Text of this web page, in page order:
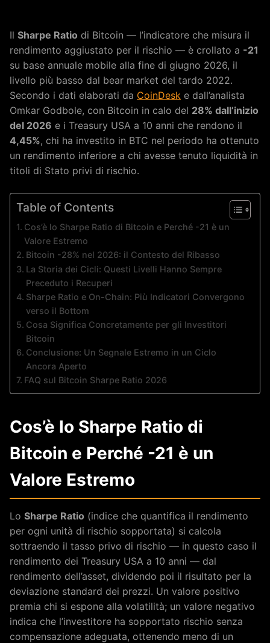
Il Sharpe Ratio di Bitcoin — l’indicatore che misura il
rendimento aggiustato per il rischio — è crollato a -21
su base annuale mobile alla fine di giugno 2026, il
livello più basso dal bear market del tardo 2022.
Secondo i dati elaborati da CoinDesk e dall’analista
Omkar Godbole, con Bitcoin in calo del 28% dall’inizio
del 2026 e i Treasury USA a 10 anni che rendono il
4,45%, chi ha investito in BTC nel periodo ha ottenuto
un rendimento inferiore a chi avesse tenuto liquidità in
titoli di Stato privi di rischio.
Table of Contents
Cos’è lo Sharpe Ratio di Bitcoin e Perché -21 è un
Valore Estremo
Bitcoin -28% nel 2026: il Contesto del Ribasso
La Storia dei Cicli: Questi Livelli Hanno Sempre
Preceduto i Recuperi
Sharpe Ratio e On-Chain: Più Indicatori Convergono
verso il Bottom
Cosa Significa Concretamente per gli Investitori
Bitcoin
Conclusione: Un Segnale Estremo in un Ciclo
Ancora Aperto
FAQ sul Bitcoin Sharpe Ratio 2026
Cos’è lo Sharpe Ratio di
Bitcoin e Perché -21 è un
Valore Estremo
Lo Sharpe Ratio (indice che quantifica il rendimento
per ogni unità di rischio sopportata) si calcola
sottraendo il tasso privo di rischio — in questo caso il
rendimento dei Treasury USA a 10 anni — dal
rendimento dell’asset, dividendo poi il risultato per la
deviazione standard dei prezzi. Un valore positivo
premia chi si espone alla volatilità; un valore negativo
indica che l’investitore ha sopportato rischio senza
compensazione adeguata, ottenendo meno di un